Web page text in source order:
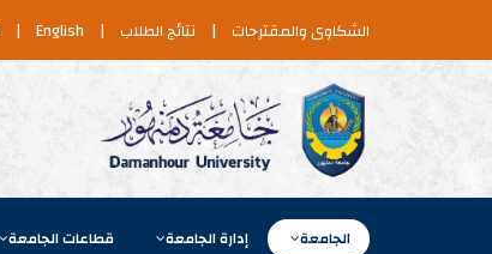
الشكاوى والمقترحات | نتائج الطلاب |
English
|
الجامعة إدارة الجامعة قطاعات الجامعة